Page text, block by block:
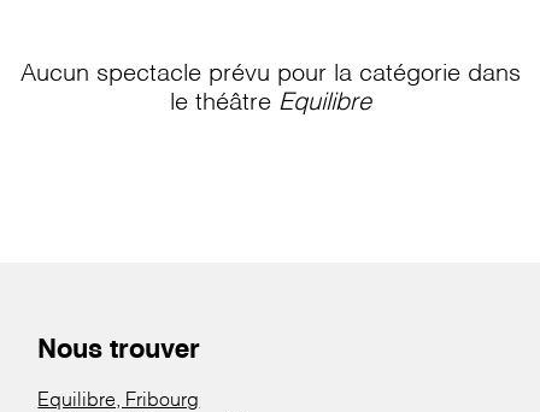
Aucun spectacle prévu pour la catégorie dans
le théâtre Equilibre
Nous trouver
Equilibre, Fribourg